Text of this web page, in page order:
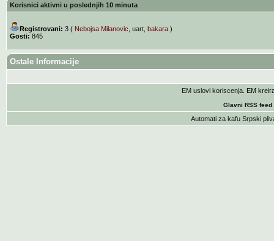
Korisnici aktivni u poslednjih 10 minuta
Registrovani: 3 ( Nebojsa Milanovic uart, bakara)
Gosti: 845
Ostale Informacije
EM uslovi koriscenja . EM
Glavni RSS feed
Automati za kafu Srpski